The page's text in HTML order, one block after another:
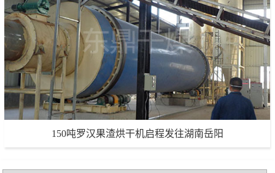
生产能力：100吨/天 项目地点：安徽淮南
项目详情
150吨罗汉果渣烘干机启程发往湖南岳阳